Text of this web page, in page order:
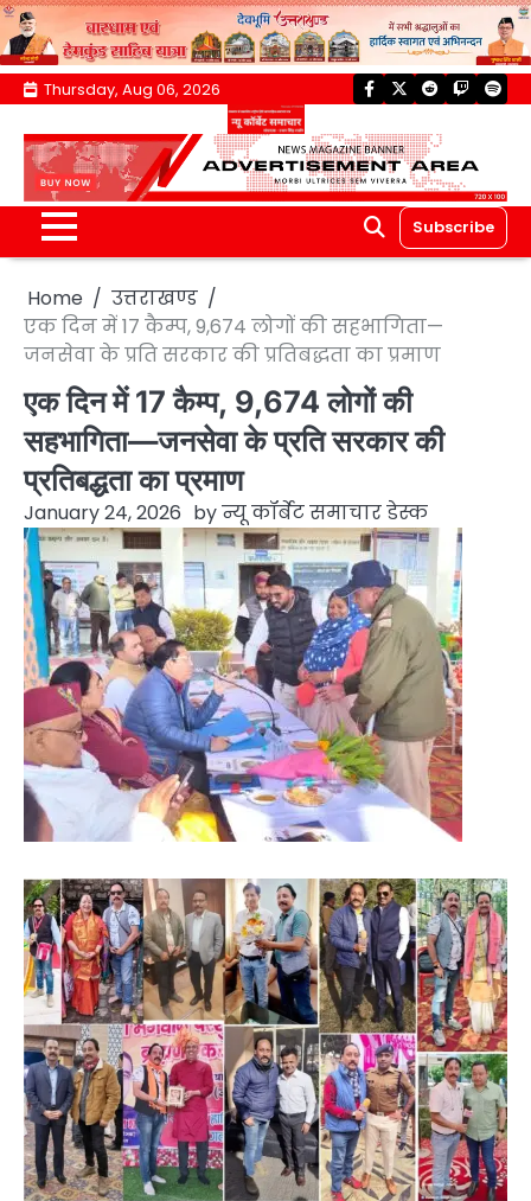
Skip
content
Thursday, Aug 06, 2026 facebook
twitterreddittwitch
Subscribe
Home
उत्तराखण्ड
एक दिन में 17 कैम्प, 9,674 लोगों की सहभागिता—
जनसेवा के प्रति सरकार की प्रतिबद्धता का प्रमाण
एक दिन में 17 कैम्प, 9,674 लोगों की
सहभागिता—जनसेवा के प्रति सरकार की
प्रतिबद्धता का प्रमाण
January 24, 2026 byन्यू कॉर्बेट समाचार डेस्क